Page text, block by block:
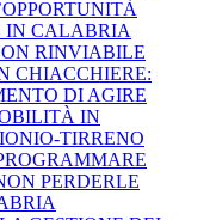
IN CALABRIA
RINVIABILE
CHIACCHIERE:
DI AGIRE
IN
TIRRENO
PERDERLE